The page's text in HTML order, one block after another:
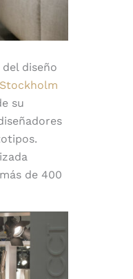
diseño
Stockholm
su
de 400